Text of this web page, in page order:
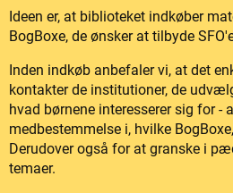
Ideen er, at biblioteket indkøber
BogBoxe, de ønsker at tilbyde
Inden indkøb anbefaler vi, at det
kontakter de institutioner, de
hvad børnene interesserer sig for -
medbestemmelse i, hvilke
Derudover også for at granske i
temaer.